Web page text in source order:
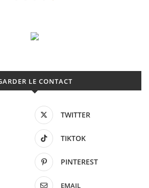
LE CONTACT
TWITTER
TIKTOK
PINTEREST
EMAIL